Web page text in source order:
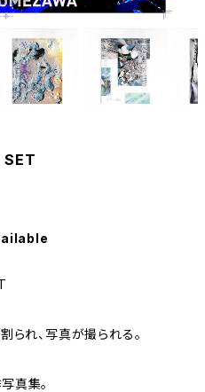
SET
られ、写真が撮られる。
真集。